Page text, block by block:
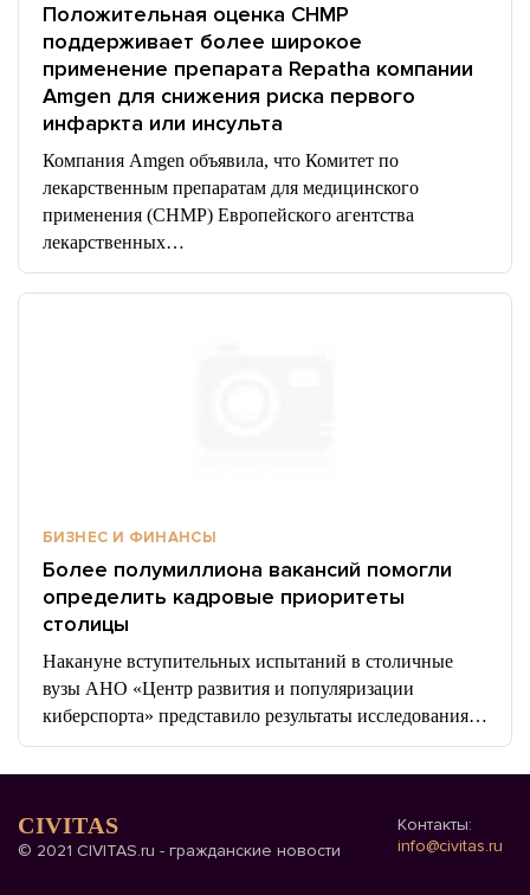
Положительная оценка CHMP
поддерживает более широкое
применение препарата Repatha компании
Amgen для снижения риска первого
инфаркта или инсульта
Компания Amgen объявила, что Комитет по
лекарственным препаратам для медицинского
применения (CHMP) Европейского агентства
лекарственных…
БИЗНЕС И ФИНАНСЫ
Более полумиллиона вакансий помогли
определить кадровые приоритеты
столицы
Накануне вступительных испытаний в столичные
вузы АНО «Центр развития и популяризации
киберспорта» представило результаты исследования…
CIVITAS
© 2021 CIVITAS.ru - гражданские новости
Контакты:
info@civitas.ru